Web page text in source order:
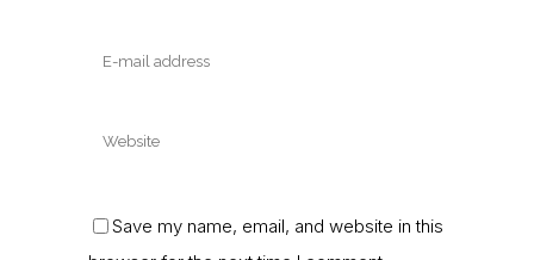
Save my name, email, and website in this